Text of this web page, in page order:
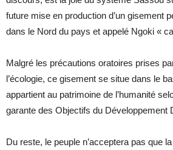
future mise en production d’un gisement
dans le Nord du pays et appelé Ngoki «
Malgré les précautions oratoires prises
l’écologie, ce gisement se situe dans le
appartient au patrimoine de l’humanité
garante des Objectifs du Développement
Du reste, le peuple n’acceptera pas que